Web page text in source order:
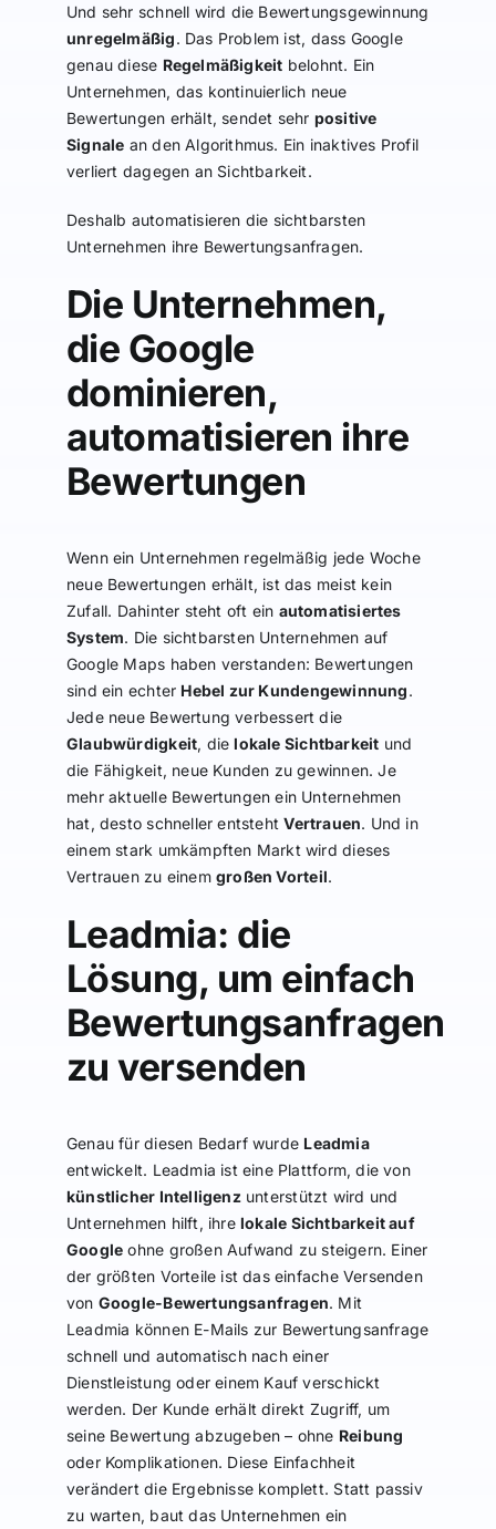
Und sehr schnell wird die Bewertungsgewinnung
unregelmäßig. Das Problem ist, dass Google
genau diese Regelmäßigkeit belohnt. Ein
Unternehmen, das kontinuierlich neue
Bewertungen erhält, sendet sehr positive
Signale an den Algorithmus. Ein inaktives Profil
verliert dagegen an Sichtbarkeit.
Deshalb automatisieren die sichtbarsten
Unternehmen ihre Bewertungsanfragen.
Die Unternehmen,
die Google
dominieren,
automatisieren ihre
Bewertungen
Wenn ein Unternehmen regelmäßig jede Woche
neue Bewertungen erhält, ist das meist kein
Zufall. Dahinter steht oft ein automatisiertes
System. Die sichtbarsten Unternehmen auf
Google Maps haben verstanden: Bewertungen
sind ein echter Hebel zur Kundengewinnung.
Jede neue Bewertung verbessert die
Glaubwürdigkeit, dielokale Sichtbarkeit und
die Fähigkeit, neue Kunden zu gewinnen. Je
mehr aktuelle Bewertungen ein Unternehmen
hat, desto schneller entstehtVertrauen. Und in
einem stark umkämpften Markt wird dieses
Vertrauen zu einem großen Vorteil.
Leadmia: die
Lösung, um einfach
Bewertungsanfragen
zu versenden
Genau für diesen Bedarf wurde Leadmia
entwickelt. Leadmia ist eine Plattform, die von
künstlicher Intelligenzunterstützt wird und
Unternehmen hilft, ihrelokale Sichtbarkeit auf
Google ohne großen Aufwand zu steigern. Einer
der größten Vorteile ist das einfache Versenden
von Google-Bewertungsanfragen. Mit
Leadmia können E-Mails zur Bewertungsanfrage
schnell und automatisch nach einer
Dienstleistung oder einem Kauf verschickt
werden. Der Kunde erhält direkt Zugriff, um
seine Bewertung abzugeben – ohne Reibung
oder Komplikationen. Diese Einfachheit
verändert die Ergebnisse komplett. Statt passiv
zu warten, baut das Unternehmen ein